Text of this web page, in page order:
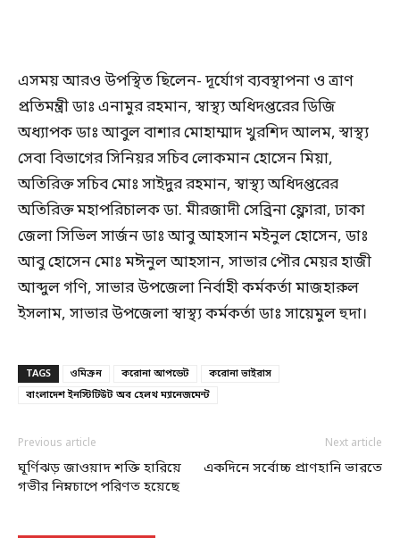
এসময় আরও উপস্থিত ছিলেন- দূর্যোগ ব্যবস্থাপনা ও ত্রাণ
প্রতিমন্ত্রী ডাঃ এনামুর রহমান, স্বাস্থ্য অধিদপ্তরের ডিজি
অধ্যাপক ডাঃ আবুল বাশার মোহাম্মাদ খুরশিদ আলম, স্বাস্থ্য
সেবা বিভাগের সিনিয়র সচিব লোকমান হোসেন মিয়া,
অতিরিক্ত সচিব মোঃ সাইদুর রহমান, স্বাস্থ্য অধিদপ্তরের
অতিরিক্ত মহাপরিচালক ডা. মীরজাদী সেব্রিনা ফ্লোরা, ঢাকা
জেলা সিভিল সার্জন ডাঃ আবু আহসান মইনুল হোসেন, ডাঃ
আবু হোসেন মোঃ মঈনুল আহসান, সাভার পৌর মেয়র হাজী
আব্দুল গণি, সাভার উপজেলা নির্বাহী কর্মকর্তা মাজহারুল
ইসলাম, সাভার উপজেলা স্বাস্থ্য কর্মকর্তা ডাঃ সায়েমুল হুদা।
TAGS ওমিক্রন করোনা আপডেট
করোনা ভাইরাস
বাংলাদেশ ইনস্টিটিউট অব হেলথ ম্যানেজমেন্ট
Previous article
ঘূর্ণিঝড় জাওয়াদ শক্তি হারিয়ে
গভীর নিম্নচাপে পরিণত হয়েছে
Next article
একদিনে সর্বোচ্চ প্রাণহানি ভারতে